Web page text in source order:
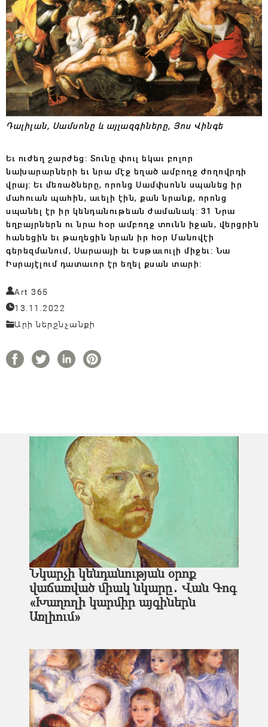
Դալիլան, Սամսոնը և այլազգիները, Յոս Վինգե
Եւ ուժեղ շարժեց: Տունը փուլ եկաւ բոլոր
նախարարների եւ նրա մէջ եղած ամբողջ ժողովրդի
վրայ: Եւ մեռածները, որոնց Սամփսոնն սպանեց իր
մահուան պահին, աւելի էին, քան նրանք, որոնց
սպանել էր իր կենդանութեան ժամանակ: 31 Նրա
եղբայրներն ու նրա հօր ամբողջ տունն իջան, վերցրին
հանեցին եւ թաղեցին նրան իր հօր Մանովէի
գերեզմանում, Սարաայի եւ Եսթաւուլի միջեւ: Նա
Իսրայէլում դատաւոր էր եղել քսան տարի:
Art 365
13.11.2022
Արի ներշնչանքի
Նկարչի կենդանության օրոք
վաճառված միակ նկարը․ Վան Գոգ
«Խաղողի կարմիր այգիներն
Առլիում»